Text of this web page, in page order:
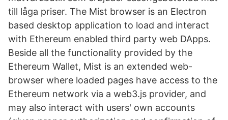
till låga priser. The Mist browser is an Electron
based desktop application to load and interact
with Ethereum enabled third party web DApps.
Beside all the functionality provided by the
Ethereum Wallet, Mist is an extended web-
browser where loaded pages have access to the
Ethereum network via a web3.js provider, and
may also interact with users' own accounts